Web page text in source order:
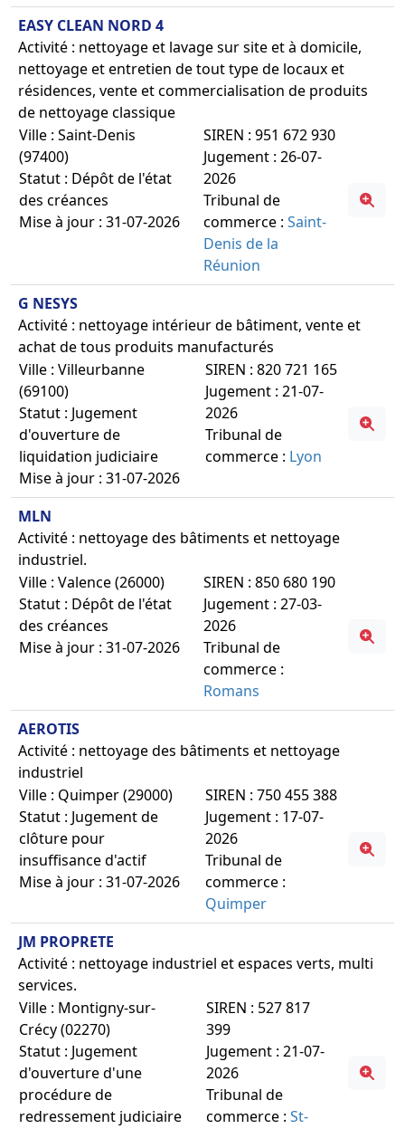
EASY CLEAN NORD 4
Activité : nettoyage et lavage sur site et à domicile,
nettoyage et entretien de tout type de locaux et
résidences, vente et commercialisation de produits
de nettoyage classique
Ville : Saint-Denis
(97400)
Statut : Dépôt de l'état
des créances
Mise à jour : 31-07-2026
SIREN : 951 672 930
Jugement : 26-07-
2026
Tribunal de
commerce :Saint-
Denis de la
Réunion
G NESYS
Activité : nettoyage intérieur de bâtiment, vente et
achat de tous produits manufacturés
Ville : Villeurbanne
(69100)
Statut : Jugement
d'ouverture de
liquidation judiciaire
Mise à jour : 31-07-2026
SIREN : 820 721 165
Jugement : 21-07-
2026
Tribunal de
commerce : Lyon
MLN
Activité : nettoyage des bâtiments et nettoyage
industriel.
Ville : Valence (26000)
Statut : Dépôt de l'état
des créances
Mise à jour : 31-07-2026
SIREN : 850 680 190
Jugement : 27-03-
2026
Tribunal de
commerce :
Romans
AEROTIS
Activité : nettoyage des bâtiments et nettoyage
industriel
Ville : Quimper (29000)
Statut : Jugement de
clôture pour
insuffisance d'actif
Mise à jour : 31-07-2026
SIREN : 750 455 388
Jugement : 17-07-
2026
Tribunal de
commerce :
Quimper
JM PROPRETE
Activité : nettoyage industriel et espaces verts, multi
services.
Ville : Montigny-sur-
Crécy (02270)
Statut : Jugement
d'ouverture d'une
procédure de
redressement judiciaire
SIREN : 527 817
399
Jugement : 21-07-
2026
Tribunal de
commerce :St-